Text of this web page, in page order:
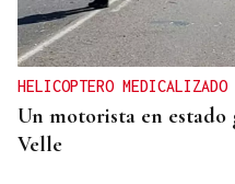
HELICOPTERO MEDICALIZADO
Un motorista en estado
Velle